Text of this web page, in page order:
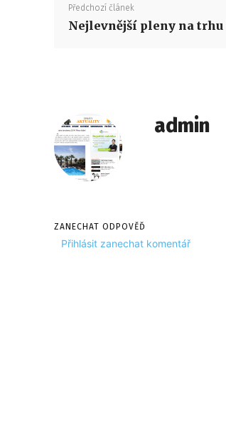
Předchozí článek
Nejlevnější pleny na trhu
admin
ZANECHAT ODPOVĚĎ
Přihlásit zanechat komentář